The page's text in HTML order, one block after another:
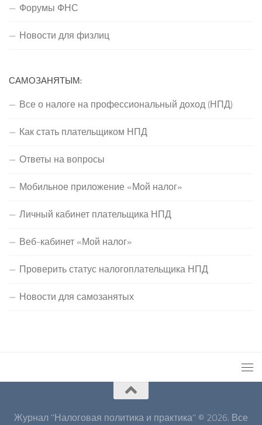
Форумы ФНС
Новости для физлиц
САМОЗАНЯТЫМ:
Все о налоге на профессиональный доход (НПД)
Как стать плательщиком НПД
Ответы на вопросы
Мобильное приложение «Мой налог»
Личный кабинет плательщика НПД
Веб-кабинет «Мой налог»
Проверить статус налогоплательщика НПД
Новости для самозанятых
Журнал "Налоговая политика и практика" © 2026. Все